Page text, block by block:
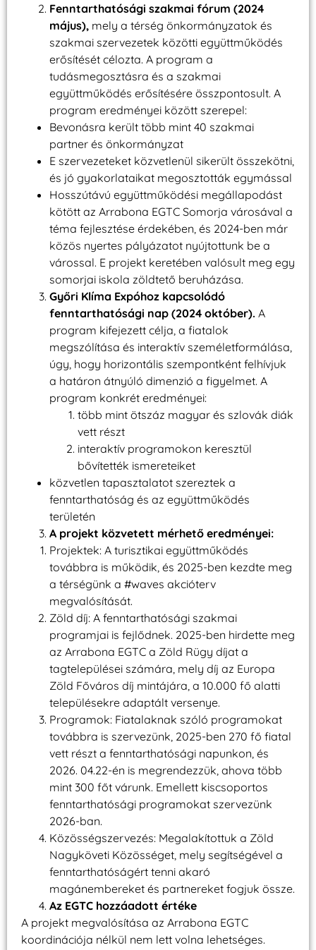
Fenntarthatósági szakmai fórum (2024
május), mely a térség önkormányzatok és
szakmai szervezetek közötti együttműködés
erősítését célozta. A program a
tudásmegosztásra és a szakmai
együttműködés erősítésére összpontosult. A
program eredményei között szerepel:
Bevonásra került több mint 40 szakmai
partner és önkormányzat
E szervezeteket közvetlenül sikerült összekötni,
és jó gyakorlataikat megosztották egymással
Hosszútávú együttműködési megállapodást
kötött az Arrabona EGTC Somorja városával a
téma fejlesztése érdekében, és 2024-ben már
közös nyertes pályázatot nyújtottunk be a
várossal. E projekt keretében valósult meg egy
somorjai iskola zöldtető beruházása.
Győri Klíma Expóhoz kapcsolódó
fenntarthatósági nap (2024 október). A
program kifejezett célja, a fiatalok
megszólítása és interaktív személetformálása,
úgy, hogy horizontális szempontként felhívjuk
a határon átnyúló dimenzió a figyelmet. A
program konkrét eredményei:
több mint ötszáz magyar és szlovák diák
vett részt
interaktív programokon keresztül
bővítették ismereteiket
közvetlen tapasztalatot szereztek a
fenntarthatóság és az együttműködés
területén
A projekt közvetett mérhető eredményei:
Projektek: A turisztikai együttműködés
továbbra is működik, és 2025-ben kezdte meg
a térségünk a #waves akcióterv
megvalósítását.
Zöld díj: A fenntarthatósági szakmai
programjai is fejlődnek. 2025-ben hirdette meg
az Arrabona EGTC a Zöld Rügy díjat a
tagtelepülései számára, mely díj az Europa
Zöld Főváros díj mintájára, a 10.000 fő alatti
településekre adaptált versenye.
Programok: Fiatalaknak szóló programokat
továbbra is szervezünk, 2025-ben 270 fő fiatal
vett részt a fenntarthatósági napunkon, és
2026. 04.22-én is megrendezzük, ahova több
mint 300 főt várunk. Emellett kiscsoportos
fenntarthatósági programokat szervezünk
2026-ban.
Közösségszervezés: Megalakítottuk a Zöld
Nagyköveti Közösséget, mely segítségével a
fenntarthatóságért tenni akaró
magánembereket és partnereket fogjuk össze.
Az EGTC hozzáadott értéke
A projekt megvalósítása az Arrabona EGTC
koordinációja nélkül nem lett volna lehetséges.